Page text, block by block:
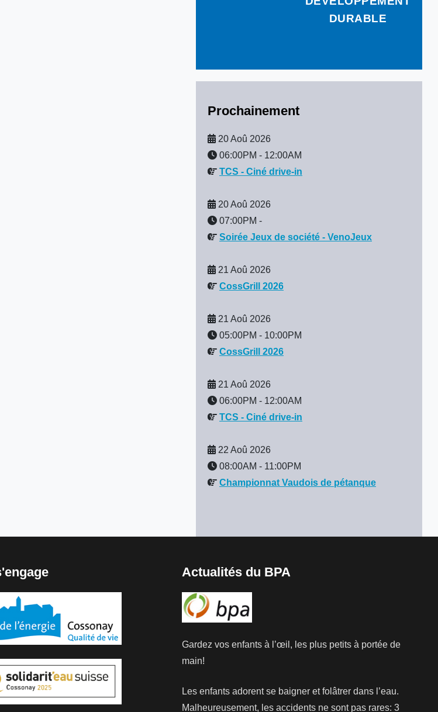
DURABLE
Prochainement
20 Aoû 2026
06:00PM - 12:00AM
TCS - Ciné drive-in
20 Aoû 2026
07:00PM -
Soirée Jeux de société - VenoJeux
21 Aoû 2026
CossGrill 2026
21 Aoû 2026
05:00PM - 10:00PM
CossGrill 2026
21 Aoû 2026
06:00PM - 12:00AM
TCS - Ciné drive-in
22 Aoû 2026
08:00AM - 11:00PM
Championnat Vaudois de pétanque
Actualités du BPA
Gardez vos enfants à l’œil, les plus petits à portée de
main!
Les enfants adorent se baigner et folâtrer dans l’eau.
Malheureusement, les accidents ne sont pas rares: 3